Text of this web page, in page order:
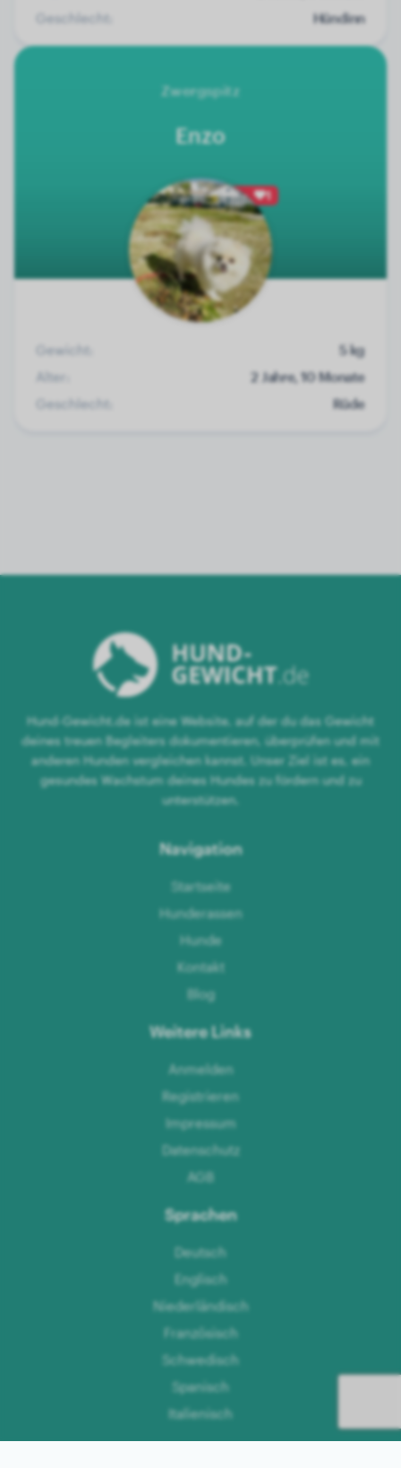
Geschlecht:
Hündinn
Zwergspitz
Enzo
1
Gewicht:
5 kg
Alter:
2 Jahre, 10 Monate
Geschlecht:
Rüde
Hund-Gewicht.de ist eine Website, auf der du das Gewicht
deines treuen Begleiters dokumentieren, überprüfen und mit
anderen Hunden vergleichen kannst. Unser Ziel ist es, ein
gesundes Wachstum deines Hundes zu fördern und zu
unterstützen.
Navigation
Startseite
Hunderassen
Hunde
Kontakt
Blog
Weitere Links
Anmelden
Registrieren
Impressum
Datenschutz
AGB
Sprachen
Deutsch
Englisch
Niederländisch
Französisch
Schwedisch
Spanisch
Italienisch